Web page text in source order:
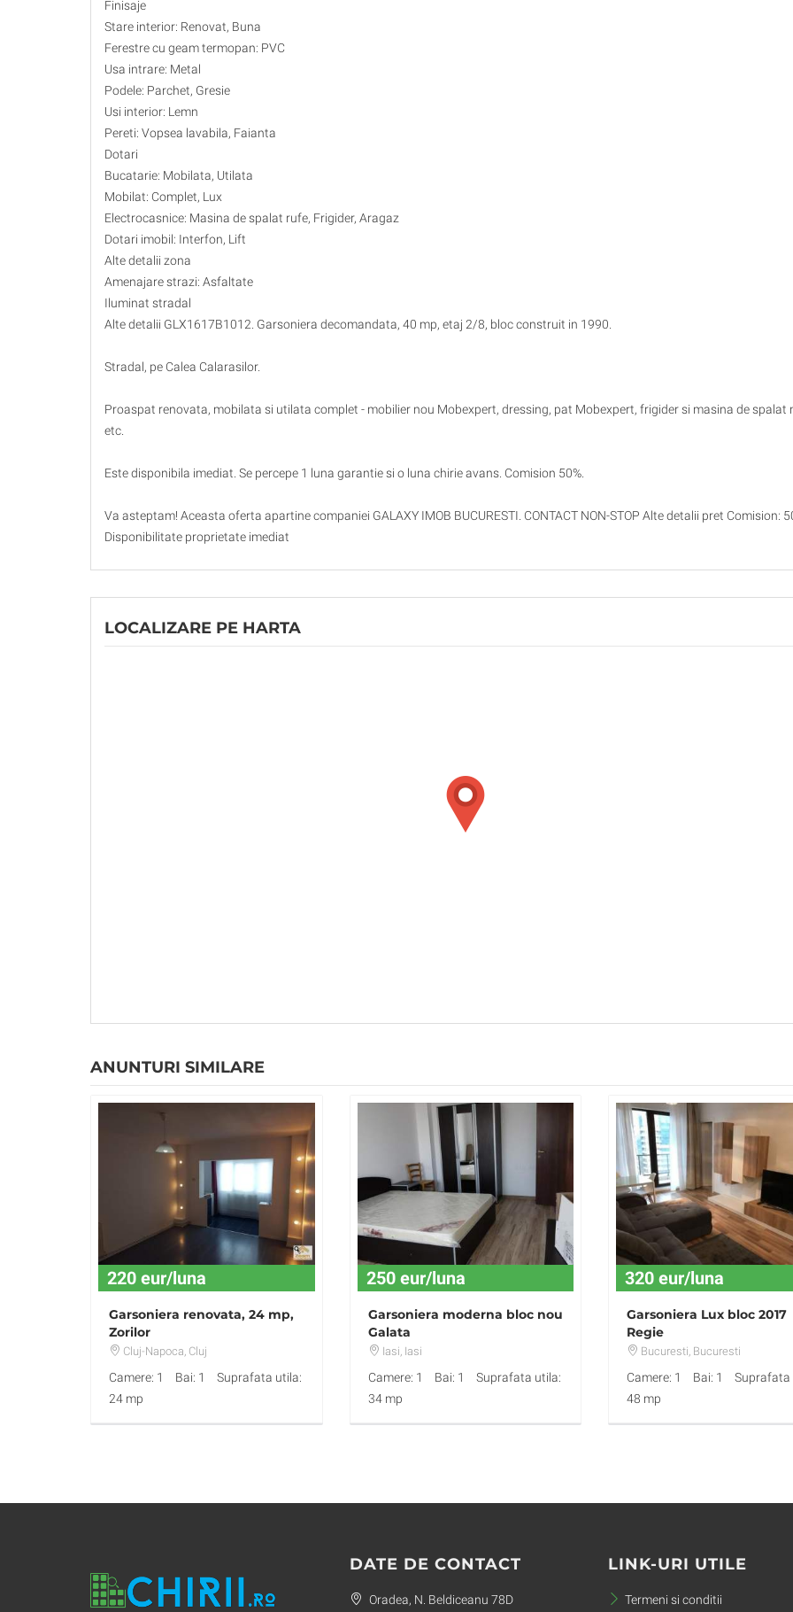
Finisaje
Stare interior: Renovat, Buna
Ferestre cu geam termopan: PVC
Usa intrare: Metal
Podele: Parchet, Gresie
Usi interior: Lemn
Pereti: Vopsea lavabila, Faianta
Dotari
Bucatarie: Mobilata, Utilata
Mobilat: Complet, Lux
Electrocasnice: Masina de spalat rufe, Frigider, Aragaz
Dotari imobil: Interfon, Lift
Alte detalii zona
Amenajare strazi: Asfaltate
Iluminat stradal
Alte detalii GLX1617B1012. Garsoniera decomandata, 40 mp, etaj 2/8, bloc construit in 1990.
Stradal, pe Calea Calarasilor.
Proaspat renovata, mobilata si utilata complet - mobilier nou Mobexpert, dressing, pat Mobexpert, frigider si masina de spalat
etc.
Este disponibila imediat. Se percepe 1 luna garantie si o luna chirie avans. Comision 50%.
Va asteptam! Aceasta oferta apartine companiei GALAXY IMOB BUCURESTI. CONTACT NON-STOP Alte detalii pret Comision:
Disponibilitate proprietate imediat
LOCALIZARE PE HARTA
ANUNTURI SIMILARE
220 eur/luna
Garsoniera renovata, 24 mp,
Zorilor
Cluj-Napoca, Cluj
Camere: 1 Bai: 1
Suprafata utila:
24 mp
250 eur/luna
Garsoniera moderna bloc nou
Galata
Iasi, Iasi
Camere: 1 Bai: 1
Suprafata utila:
34 mp
320 eur/luna
Garsoniera Lux bloc 2017
Regie
Bucuresti, Bucuresti
Camere: 1 Bai: 1
Suprafata
48 mp
DATE DE CONTACT
Oradea, N. Beldiceanu 78D
LINK-URI UTILE
Termeni si conditii